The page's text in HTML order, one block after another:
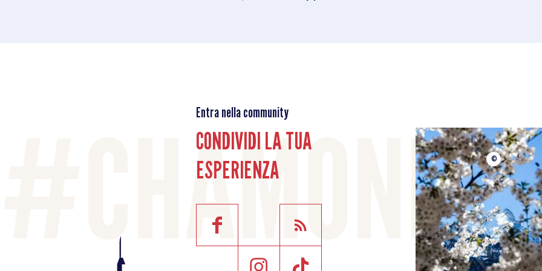
Entra nella community
CONDIVIDI LA TUA
ESPERIENZA
©